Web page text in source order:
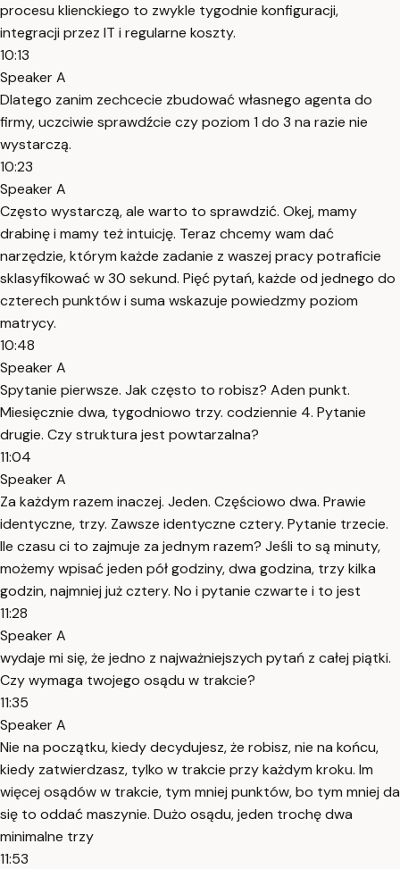
procesu klienckiego to zwykle tygodnie konfiguracji,
integracji przez IT i regularne koszty.
10:13
Speaker A
Dlatego zanim zechcecie zbudować własnego agenta do
firmy, uczciwie sprawdźcie czy poziom 1 do 3 na razie nie
wystarczą.
10:23
Speaker A
Często wystarczą, ale warto to sprawdzić. Okej, mamy
drabinę i mamy też intuicję. Teraz chcemy wam dać
narzędzie, którym każde zadanie z waszej pracy potraficie
sklasyfikować w 30 sekund. Pięć pytań, każde od jednego do
czterech punktów i suma wskazuje powiedzmy poziom
matrycy.
10:48
Speaker A
Spytanie pierwsze. Jak często to robisz? Aden punkt.
Miesięcznie dwa, tygodniowo trzy. codziennie 4. Pytanie
drugie. Czy struktura jest powtarzalna?
11:04
Speaker A
Za każdym razem inaczej. Jeden. Częściowo dwa. Prawie
identyczne, trzy. Zawsze identyczne cztery. Pytanie trzecie.
Ile czasu ci to zajmuje za jednym razem? Jeśli to są minuty,
możemy wpisać jeden pół godziny, dwa godzina, trzy kilka
godzin, najmniej już cztery. No i pytanie czwarte i to jest
11:28
Speaker A
wydaje mi się, że jedno z najważniejszych pytań z całej piątki.
Czy wymaga twojego osądu w trakcie?
11:35
Speaker A
Nie na początku, kiedy decydujesz, że robisz, nie na końcu,
kiedy zatwierdzasz, tylko w trakcie przy każdym kroku. Im
więcej osądów w trakcie, tym mniej punktów, bo tym mniej da
się to oddać maszynie. Dużo osądu, jeden trochę dwa
minimalne trzy
11:53